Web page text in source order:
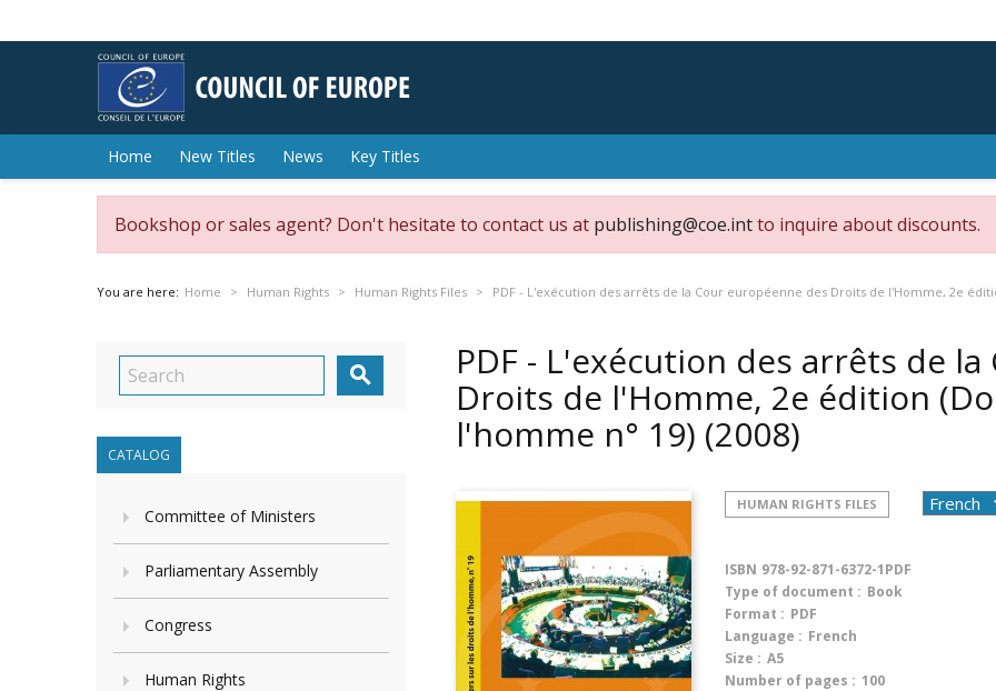
Home New Titles News Key Titles
Bookshop or sales agent? Don't hesitate to contact us at publishing@coe.intto inquire about discounts.
You are here: Home Human Rights Human Rights Files PDF - L'exécution des arrêts de la Cour européenne des Droits de l'Homme, 2e

CATALOG
Committee of Ministers
Parliamentary Assembly
Congress
Human Rights
PDF - L'exécution des arrêts de
Droits de l'Homme, 2e édition
l'homme n° 19) (2008)
HUMAN RIGHTS FILES
ISBN 978-92-871-6372-1PDF
Type of document : Book
Format : PDF
Language : French
Size : A5
Number of pages : 100